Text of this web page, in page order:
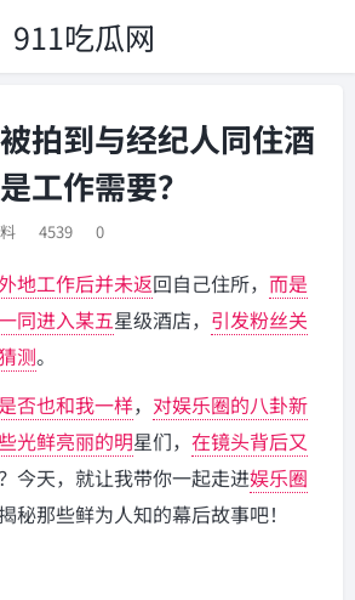
911吃瓜网
拍到与经纪人同住酒
工作需要？
4539 0
地工作后并未返回自己住所， 而是
同进入某五星级酒店， 引发粉丝关
测。
否也和我一样， 对娱乐圈的八卦新
光鲜亮丽的明星们， 在镜头背后又
今天，就让我带你一起走进娱乐圈
秘那些鲜为人知的幕后故事吧！